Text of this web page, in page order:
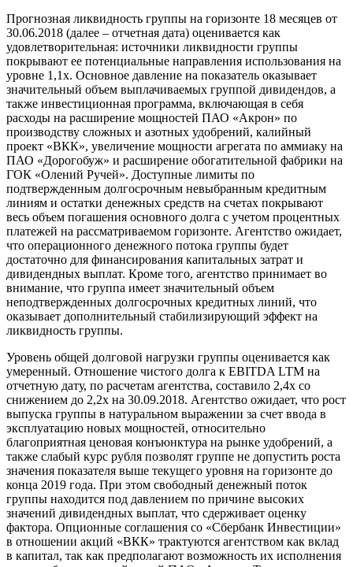
Прогнозная ликвидность группы на горизонте 18 месяцев от
30.06.2018 (далее – отчетная дата) оценивается как
удовлетворительная: источники ликвидности группы
покрывают ее потенциальные направления использования на
уровне 1,1х. Основное давление на показатель оказывает
значительный объем выплачиваемых группой дивидендов, а
также инвестиционная программа, включающая в себя
расходы на расширение мощностей ПАО «Акрон» по
производству сложных и азотных удобрений, калийный
проект «ВКК», увеличение мощности агрегата по аммиаку на
ПАО «Дорогобуж» и расширение обогатительной фабрики на
ГОК «Олений Ручей». Доступные лимиты по
подтвержденным долгосрочным невыбранным кредитным
линиям и остатки денежных средств на счетах покрывают
весь объем погашения основного долга с учетом процентных
платежей на рассматриваемом горизонте. Агентство ожидает,
что операционного денежного потока группы будет
достаточно для финансирования капитальных затрат и
дивидендных выплат. Кроме того, агентство принимает во
внимание, что группа имеет значительный объем
неподтвержденных долгосрочных кредитных линий, что
оказывает дополнительный стабилизирующий эффект на
ликвидность группы.
Уровень общей долговой нагрузки группы оценивается как
умеренный. Отношение чистого долга к EBITDA LTM на
отчетную дату, по расчетам агентства, составило 2,4х со
снижением до 2,2х на 30.09.2018. Агентство ожидает, что рост
выпуска группы в натуральном выражении за счет ввода в
эксплуатацию новых мощностей, относительно
благоприятная ценовая конъюнктура на рынке удобрений, а
также слабый курс рубля позволят группе не допустить роста
значения показателя выше текущего уровня на горизонте до
конца 2019 года. При этом свободный денежный поток
группы находится под давлением по причине высоких
значений дивидендных выплат, что сдерживает оценку
фактора. Опционные соглашения со «Сбербанк Инвестиции»
в отношении акций «ВКК» трактуются агентством как вклад
в капитал, так как предполагают возможность их исполнения